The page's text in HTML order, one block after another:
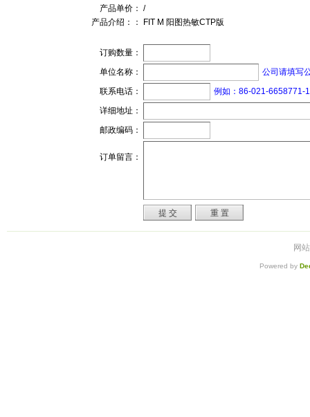
产品单价： /
产品介绍：：
FIT M 阳图热敏CTP版
订购数量：
单位名称：
公司请填写
联系电话： 例如：86-021-6658771-
详细地址：
邮政编码：
订单留言：
网
Powered by